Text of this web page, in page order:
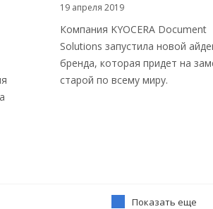
19 апреля 2019
Компания KYOCERA Document
Solutions запустила новой
бренда, которая придет на
старой по всему миру.
Показать еще